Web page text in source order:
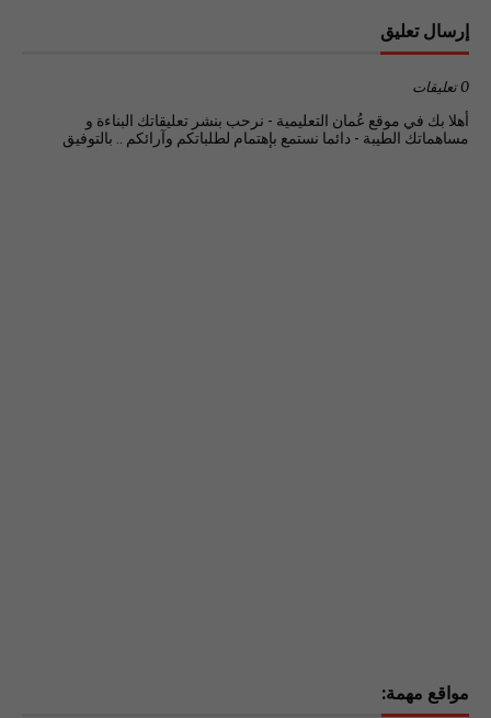
إرسال تعليق
0 تعليقات
أهلا بك في موقع عُمان التعليمية - نرحب بنشر تعليقاتك البناءة و
مساهماتك الطيبة - دائما نستمع بإهتمام لطلباتكم وآرائكم .. بالتوفيق
مواقع مهمة: